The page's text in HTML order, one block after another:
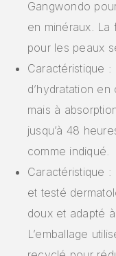
Gangwondo
en minéraux.
pour les peaux
Caractéristique
d’hydratation
mais à
jusqu’à 48
comme indiqué.
Caractéristique
et testé
doux et adapté
L’emballage